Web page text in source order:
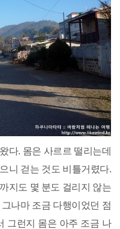
다. 몸은 사르르 떨리는데
니 걷는 것도 비틀거렸다.
지도 몇 분도 걸리지 않는
나마 조금 다행이었던 점
그런지 몸은 아주 조금 나